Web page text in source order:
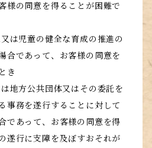
様の同意を得ることが困難で
は児童の健全な育成の推進の
合であって、お客様の同意を
き
地方公共団体又はその委託を
事務を遂行することに対して
であって、お客様の同意を得
遂行に支障を及ぼすおそれが